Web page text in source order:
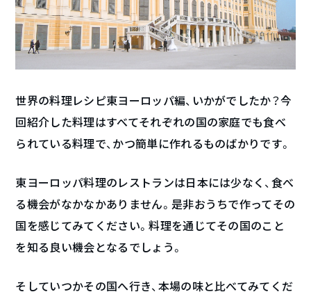
世界の料理レシピ東ヨーロッパ編、いかがでしたか？今
回紹介した料理はすべてそれぞれの国の家庭でも食べ
られている料理で、かつ簡単に作れるものばかりです。
東ヨーロッパ料理のレストランは日本には少なく、食べ
る機会がなかなかありません。是非おうちで作ってその
国を感じてみてください。料理を通じてその国のこと
を知る良い機会となるでしょう。
そしていつかその国へ行き、本場の味と比べてみてくだ